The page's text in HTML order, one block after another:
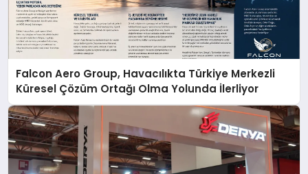
Falcon Aero Group, Havacılıkta Türkiye Merkezli
Küresel Çözüm Ortağı Olma Yolunda İlerliyor